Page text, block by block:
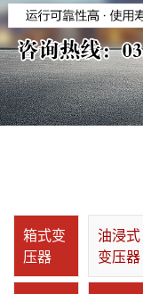
联系我们
箱式变
压器
油浸式
变压器